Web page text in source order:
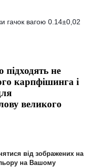
гачок вагою 0.14±0,02
підходять не
карпфiшинга і
великого
від зображених на
на Вашому